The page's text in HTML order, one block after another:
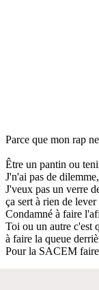
Parce que mon rap
Être un pantin ou
J'n'ai pas de
J'veux pas un verre
ça sert à rien de
Condamné à faire
Toi ou un autre c'est
à faire la queue
Pour la SACEM